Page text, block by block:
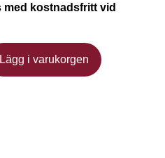
med kostnadsfritt vid
Lägg i varukorgen
Lägg i varukorgen